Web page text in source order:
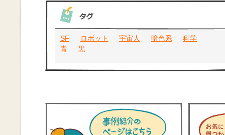
SF ロボット 宇宙人 暗色系
科学
青
黒